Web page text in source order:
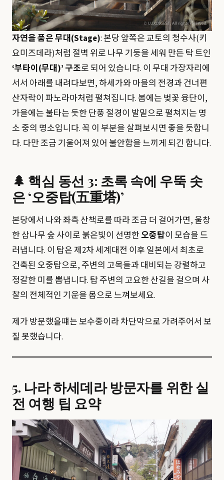
자연을 품은 무대(Stage): 본당 앞쪽은 교토의 청수사(키
요미즈데라)처럼 절벽 위로 나무 기둥을 세워 만든 탁 트인
‘부타이(무대)’ 구조로 되어 있습니다. 이 무대 가장자리에
서서 아래를 내려다보면, 하세가와 마을의 전경과 건너편
산자락이 파노라마처럼 펼쳐집니다. 봄에는 벚꽃 융단이,
가을에는 불타는 듯한 단풍 절경이 발밑으로 펼쳐지는 명
소 중의 명소입니다. 꼭 이 부분을 살펴보시면 좋을 듯합니
다. 다만 조금 기울어져 있어 불안함을 느끼게 되긴 합니다.
🌲 핵심 동선 3: 초록 속에 우뚝 솟
은 ‘오중탑(五重塔)’
본당에서 나와 좌측 산책로를 따라 조금 더 걸어가면, 울창
한 삼나무 숲 사이로 붉은빛이 선명한오중탑이 모습을 드
러냅니다. 이 탑은 제2차 세계대전 이후 일본에서 최초로
건축된 오중탑으로, 주변의 고목들과 대비되는 강렬하고
정갈한 미를 뽐냅니다. 탑 주변의 고요한 산길을 걸으며 사
찰의 전체적인 기운을 몸으로 느껴보세요.
제가 방문했을떄는 보수중이라 차단막으로 가려주어서 보
질 못했습니다.
5. 나라 하세데라 방문자를 위한 실
전 여행 팁 요약